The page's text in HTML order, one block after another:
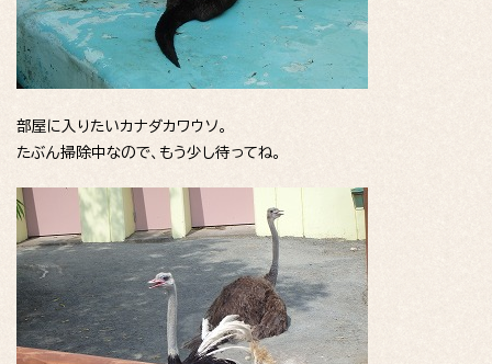
部屋に入りたいカナダカワウソ。
たぶん掃除中なので、もう少し待ってね。